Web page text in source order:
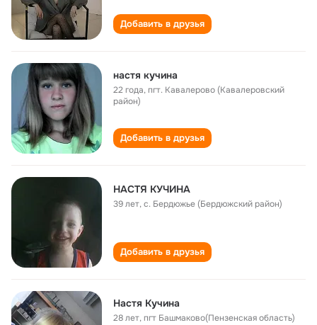
Добавить в друзья
настя кучина
22 года,пгт. Кавалерово (Кавалеровский
район)
Добавить в друзья
НАСТЯ КУЧИНА
39 лет,с. Бердюжье (Бердюжский район)
Добавить в друзья
Настя Кучина
28 лет,пгт Башмаково(Пензенская область)